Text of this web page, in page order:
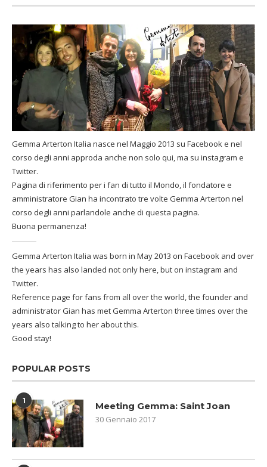
Gemma Arterton Italia nasce nel Maggio 2013 su Facebook e nel
corso degli anni approda anche non solo qui, ma su instagram e
Twitter.
Pagina di riferimento per i fan di tutto il Mondo, il fondatore e
amministratore Gian ha incontrato tre volte Gemma Arterton nel
corso degli anni parlandole anche di questa pagina.
Buona permanenza!
Gemma Arterton Italia was born in May 2013 on Facebook and over
the years has also landed not only here, but on instagram and
Twitter.
Reference page for fans from all over the world, the founder and
administrator Gian has met Gemma Arterton three times over the
years also talking to her about this.
Good stay!
POPULAR POSTS
1 Meeting Gemma: Saint Joan
30 Gennaio 2017